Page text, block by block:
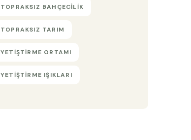
TOPRAKSIZ BAHÇECILIK
TOPRAKSIZ TARIM
YETIŞTIRME ORTAMI
YETIŞTIRME IŞIKLARI